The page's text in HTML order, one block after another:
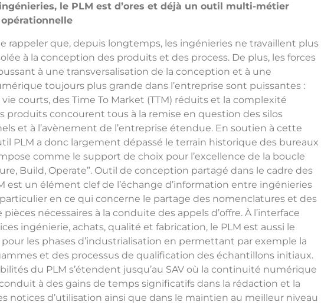
le PLM est d’ores et déjà un outil multi-métier
opérationnelle
rappeler que, depuis longtemps, les ingénieries ne travaillent plus
à la conception des produits et des process. De plus, les forces
à une transversalisation de la conception et à une
toujours plus grande dans l’entreprise sont puissantes :
courts, des Time To Market (TTM) réduits et la complexité
produits concourent tous à la remise en question des silos
et à l’avènement de l’entreprise étendue. En soutien à cette
PLM a donc largement dépassé le terrain historique des bureaux
comme le support de choix pour l’excellence de la boucle
Build, Operate”. Outil de conception partagé dans le cadre des
est un élément clef de l’échange d’information entre ingénieries
en ce qui concerne le partage des nomenclatures et des
nécessaires à la conduite des appels d’offre. À l’interface
ingénierie, achats, qualité et fabrication, le PLM est aussi le
les phases d’industrialisation en permettant par exemple la
et des processus de qualification des échantillons initiaux.
du PLM s’étendent jusqu’au SAV où la continuité numérique
à des gains de temps significatifs dans la rédaction et la
notices d’utilisation ainsi que dans le maintien au meilleur niveau